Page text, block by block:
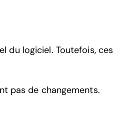
du logiciel. Toutefois, ces
pas de changements.